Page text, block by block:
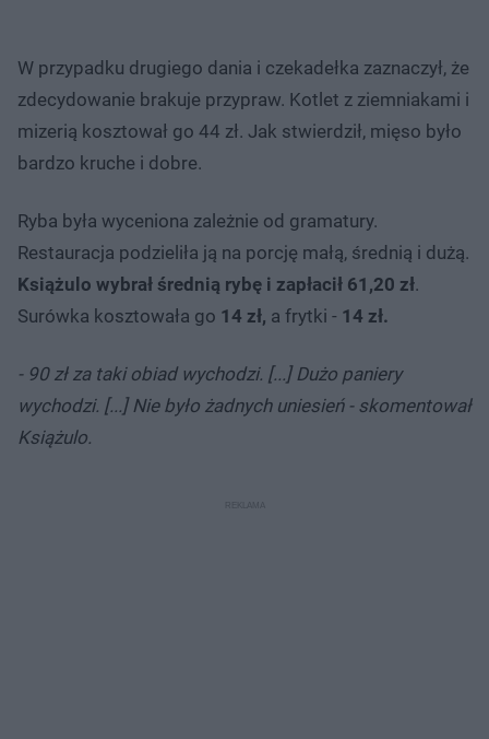
W przypadku drugiego dania i czekadełka zaznaczył, że
zdecydowanie brakuje przypraw. Kotlet z ziemniakami i
mizerią kosztował go 44 zł. Jak stwierdził, mięso było
bardzo kruche i dobre.
Ryba była wyceniona zależnie od gramatury.
Restauracja podzieliła ją na porcję małą, średnią i dużą.
Książulo wybrał średnią rybę i zapłacił 61,20 zł.
Surówka kosztowała go 14 zł, a frytki - 14 zł.
- 90 zł za taki obiad wychodzi. [...] Dużo paniery
wychodzi. [...] Nie było żadnych uniesień - skomentował
Książulo.